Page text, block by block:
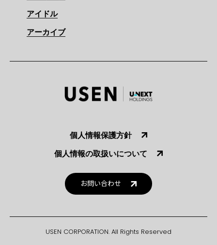
アイドル
アーカイブ
個人情報保護方針
個人情報の取扱いについて
お問い合わせ
USEN CORPORATION. All Rights Reserved